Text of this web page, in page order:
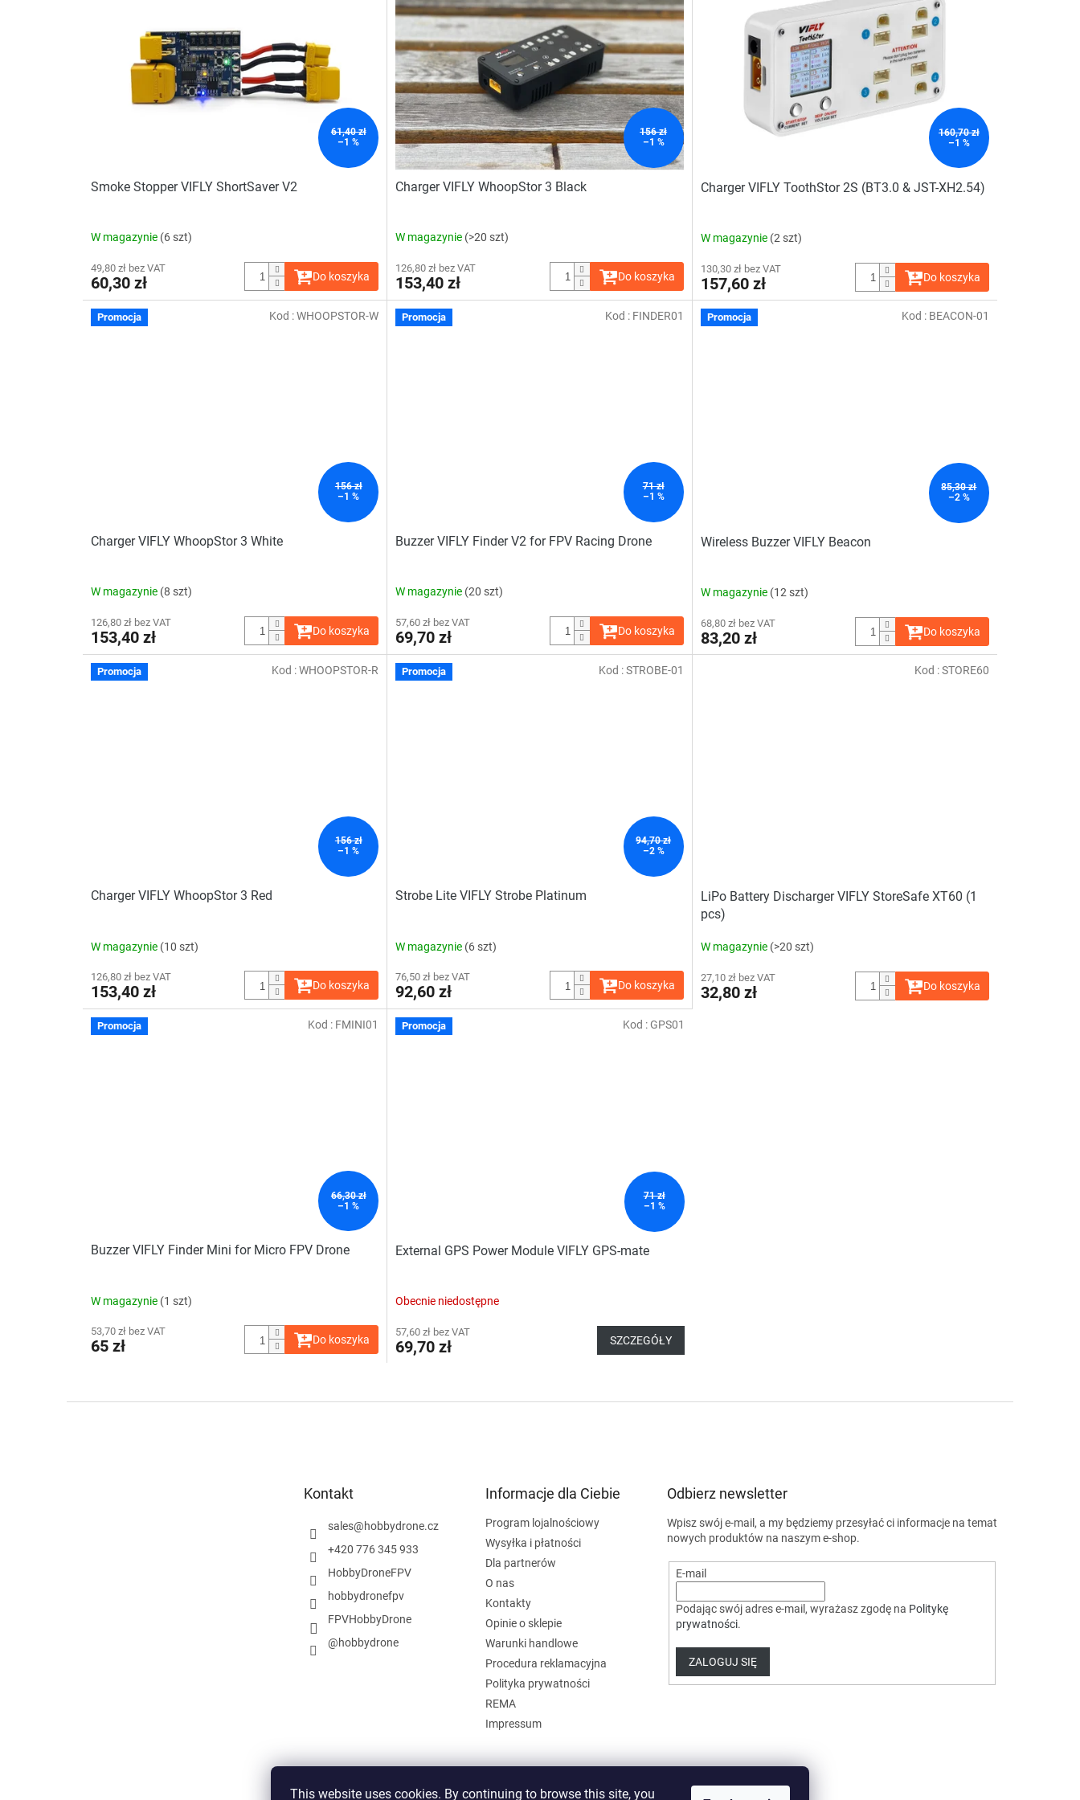
This website uses cookies. By continuing to browse this site, you
w
61,40 zł
–1 %
Smoke Stopper VIFLY ShortSaver V2
W magazynie (6 szt)
49,80 zł bez VAT
60,30 zł Do koszyka
156 zł
–1 %
Charger VIFLY WhoopStor 3 Black
W magazynie (>20 szt)
126,80 zł bez VAT
153,40 zł Do koszyka
160,70 zł
–1 %
Charger VIFLY ToothStor 2S (BT3.0 & JST-XH2.54)
W magazynie (2 szt)
130,30 zł bez VAT
157,60 zł Do koszyka
Promocja
156 zł
–1 %
Charger VIFLY WhoopStor 3 White
W magazynie (8 szt)
126,80 zł bez VAT
153,40 zł Do koszyka
Kod :WHOOPSTOR-W Promocja
71 zł
–1 %
Buzzer VIFLY Finder V2 for FPV Racing Drone
W magazynie (20 szt)
57,60 zł bez VAT
69,70 zł Do koszyka
Kod : FINDER01 Promocja
85,30 zł
–2 %
Wireless Buzzer VIFLY Beacon
W magazynie (12 szt)
68,80 zł bez VAT
83,20 zł Do koszyka
Kod : BEACON-01
Promocja
156 zł
–1 %
Charger VIFLY WhoopStor 3 Red
W magazynie (10 szt)
126,80 zł bez VAT
153,40 zł Do koszyka
Kod :WHOOPSTOR-R Promocja
94,70 zł
–2 %
Strobe Lite VIFLY Strobe Platinum
W magazynie (6 szt)
76,50 zł bez VAT
92,60 zł Do koszyka
Kod :STROBE-01
LiPo Battery Discharger VIFLY StoreSafe XT60 (1
pcs)
W magazynie (>20 szt)
27,10 zł bez VAT
32,80 zł Do koszyka
Kod :STORE60
Promocja
66,30 zł
–1 %
Buzzer VIFLY Finder Mini for Micro FPV Drone
W magazynie (1 szt)
53,70 zł bez VAT
65 zł Do koszyka
Kod : FMINI01 Promocja
71 zł
–1 %
External GPS Power Module VIFLY GPS-mate
Obecnie niedostępne
57,60 zł bez VAT
69,70 zł SZCZEGÓŁY
Kod : GPS01
o
k
l
i
s
t
Kontakt
sales@hobbydrone.cz
+420 776 345 933
HobbyDroneFPV
hobbydronefpv
FPVHobbyDrone
@hobbydrone
Informacje dla Ciebie
Program lojalnościowy
Wysyłka i płatności
Dla partnerów
O nas
Kontakty
Opinie o sklepie
Warunki handlowe
Procedura reklamacyjna
Polityka prywatności
REMA
Impressum
Odbierz newsletter
Wpisz swój e-mail, a my będziemy przesyłać ci informacje na temat
nowych produktów na naszym e-shop.
E-mail
Podając swój adres e-mail, wyrażasz zgodę na Politykę
prywatności.
ZALOGUJ SIĘ